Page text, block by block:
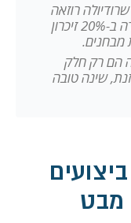
רוזאה
הפחיתה ב-30% רמות חרדה ושיפרה ב-20% זיכרון
מבחנים.
הם רק חלק
שינה טובה
מבט